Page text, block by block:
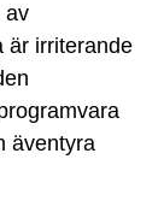
av
är irriterande
äventyra